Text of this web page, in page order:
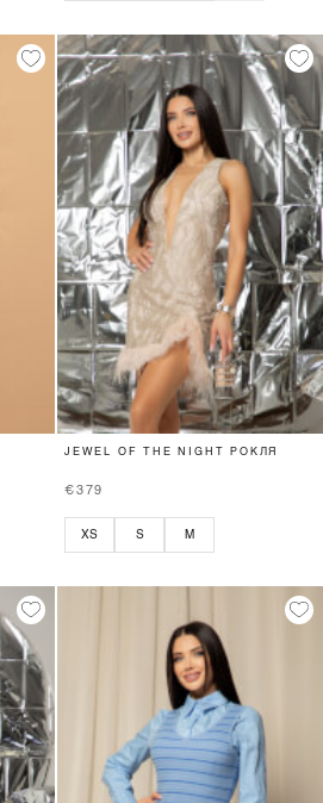
JEWEL OF THE NIGHT РОКЛЯ
€379
XS S M